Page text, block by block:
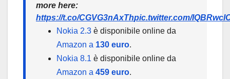
more here:
https://t.co/CGVG3nAxThpic.twitter.com/
Nokia 2.3 è disponibile online da
Amazon a 130 euro.
Nokia 8.1 è disponibile online da
Amazon a 459 euro.